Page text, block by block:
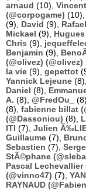
arnaud (10), Vincent
(@corpogame) (10),
(9), David (9), Rafael
Mickael (9), Hugues
Chris (9),
Benjamin (9),
(@olivez) (@olivez)
la vie (9), gepettot
Yannick Lejeune (8),
Daniel (8),
A. (8), @FredOu_
(8), fabienne billat
(@Dassoniou) (8),
ITI (7), Julien
Guillaume (7),
Sebastien (7),
StÃ©phane
Pascal Lechevallier
(@vinno47) (7),
RAYNAUD